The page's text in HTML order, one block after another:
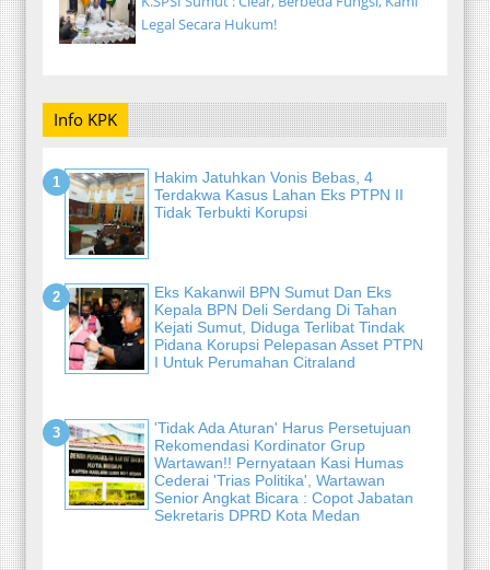
Legal Secara Hukum!
Info KPK
Hakim Jatuhkan Vonis Bebas, 4
Terdakwa Kasus Lahan Eks PTPN II
Tidak Terbukti Korupsi
Eks Kakanwil BPN Sumut Dan Eks
Kepala BPN Deli Serdang Di Tahan
Kejati Sumut, Diduga Terlibat Tindak
Pidana Korupsi Pelepasan Asset PTPN
I Untuk Perumahan Citraland
'Tidak Ada Aturan' Harus Persetujuan
Rekomendasi Kordinator Grup
Wartawan!! Pernyataan Kasi Humas
Cederai 'Trias Politika', Wartawan
Senior Angkat Bicara : Copot Jabatan
Sekretaris DPRD Kota Medan